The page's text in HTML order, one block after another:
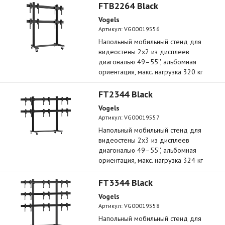
FTB2264 Black
Vogels
Артикул: VG00019556
Напольный мобильный стенд для
видеостены 2х2 из дисплеев
диагональю 49–55'', альбомная
ориентация, макс. нагрузка 320 кг
FT2344 Black
Vogels
Артикул: VG00019557
Напольный мобильный стенд для
видеостены 2х3 из дисплеев
диагональю 49–55'', альбомная
ориентация, макс. нагрузка 324 кг
FT3344 Black
Vogels
Артикул: VG00019558
Напольный мобильный стенд для